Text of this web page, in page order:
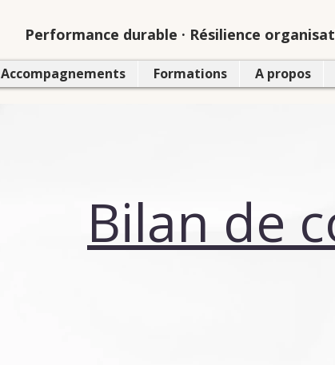
Performance durable · Résilience
Accompagnements Formations A propos
Bilan de